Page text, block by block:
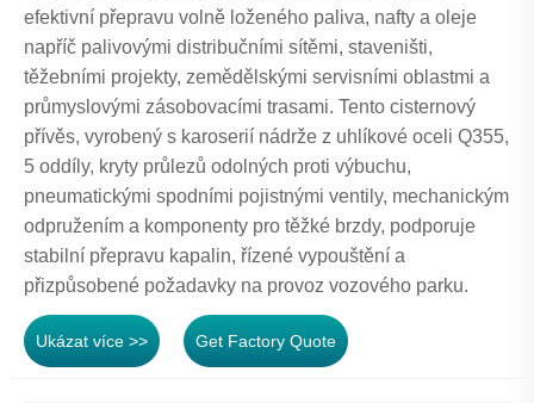
efektivní přepravu volně loženého paliva, nafty a oleje
napříč palivovými distribučními sítěmi, staveništi,
těžebními projekty, zemědělskými servisními oblastmi a
průmyslovými zásobovacími trasami. Tento cisternový
přívěs, vyrobený s karoserií nádrže z uhlíkové oceli Q355,
5 oddíly, kryty průlezů odolných proti výbuchu,
pneumatickými spodními pojistnými ventily, mechanickým
odpružením a komponenty pro těžké brzdy, podporuje
stabilní přepravu kapalin, řízené vypouštění a
přizpůsobené požadavky na provoz vozového parku.
Ukázat více >> Get Factory Quote